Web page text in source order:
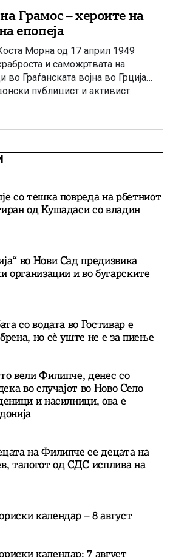
Грамос – хероите на
епопеја
Морна од 17 април 1949
и саможртвата на
Граѓанската војна во Грција
публицист и активист
армија на Грција, на
и херојството на македонските
со тешка повреда на рбетниот
од Кушадаси со владин
во Нови Сад предизвика
организации и во бугарските
со водата во Гостивар е
но сè уште не е за пиење
вели Филипче, денес со
во случајот во Ново Село
и насилници, ова е
на Филипче се децата на
талогот од СДС исплива на
календар – 8 август
календар: 7 август